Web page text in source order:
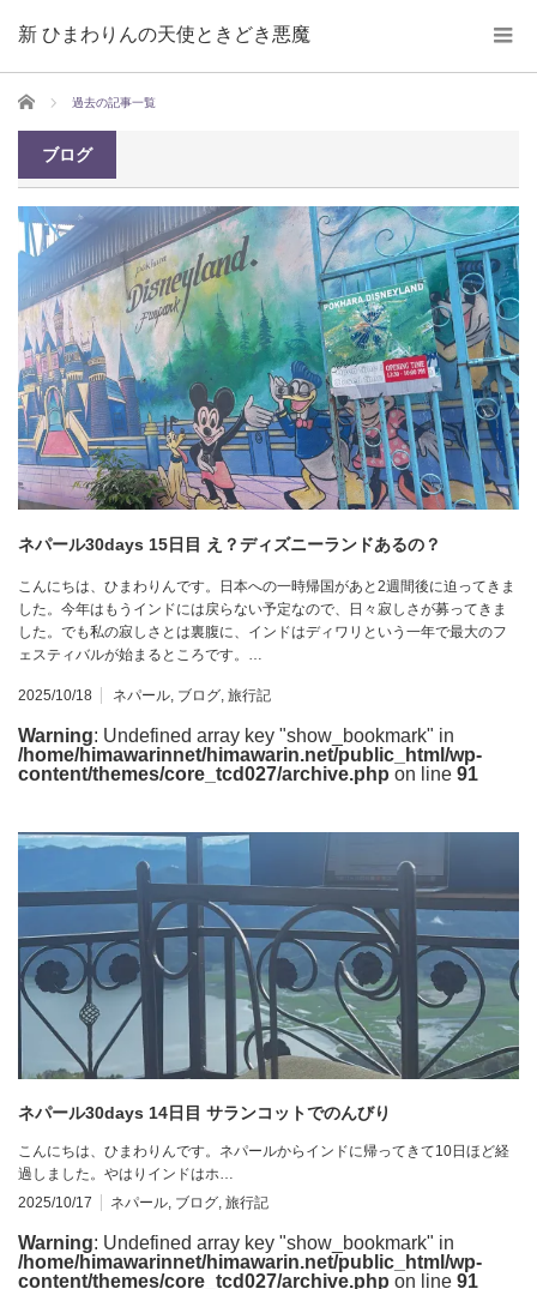
新 ひまわりんの天使ときどき悪魔
ホーム 過去の記事一覧
ブログ
ネパール30days 15日目 え？ディズニーランドあるの？
こんにちは、ひまわりんです。日本への一時帰国があと2週間後に迫ってきま
した。今年はもうインドには戻らない予定なので、日々寂しさが募ってきま
した。でも私の寂しさとは裏腹に、インドはディワリという一年で最大のフ
ェスティバルが始まるところです。…
2025/10/18 ネパール, ブログ, 旅行記
Warning: Undefined array key "show_bookmark" in
/home/himawarinnet/himawarin.net/public_html/wp-
content/themes/core_tcd027/archive.php on line 91
ネパール30days 14日目 サランコットでのんびり
こんにちは、ひまわりんです。ネパールからインドに帰ってきて10日ほど経
過しました。やはりインドはホ…
2025/10/17
ネパール ブログ 旅行記
Warning: Undefined array key "show_bookmark" in
/home/himawarinnet/himawarin.net/public_html/wp-
content/themes/core_tcd027/archive.php on line 91